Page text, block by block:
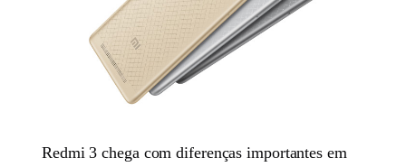
Redmi 3 chega com diferenças importantes em